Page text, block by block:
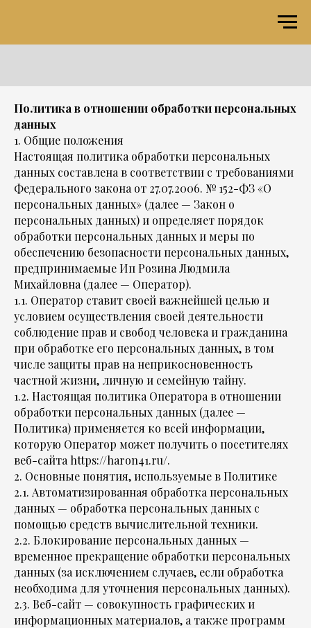
Политика в отношении обработки персональных
данных
1. Общие положения
Настоящая политика обработки персональных
данных составлена в соответствии с требованиями
Федерального закона от 27.07.2006. № 152-ФЗ «О
персональных данных» (далее — Закон о
персональных данных) и определяет порядок
обработки персональных данных и меры по
обеспечению безопасности персональных данных,
предпринимаемые Ип Розина Людмила
Михайловна (далее — Оператор).
1.1. Оператор ставит своей важнейшей целью и
условием осуществления своей деятельности
соблюдение прав и свобод человека и гражданина
при обработке его персональных данных, в том
числе защиты прав на неприкосновенность
частной жизни, личную и семейную тайну.
1.2. Настоящая политика Оператора в отношении
обработки персональных данных (далее —
Политика) применяется ко всей информации,
которую Оператор может получить о посетителях
веб-сайта https://haron41.ru/.
2. Основные понятия, используемые в Политике
2.1. Автоматизированная обработка персональных
данных — обработка персональных данных с
помощью средств вычислительной техники.
2.2. Блокирование персональных данных —
временное прекращение обработки персональных
данных (за исключением случаев, если обработка
необходима для уточнения персональных данных).
2.3. Веб-сайт — совокупность графических и
информационных материалов, а также программ